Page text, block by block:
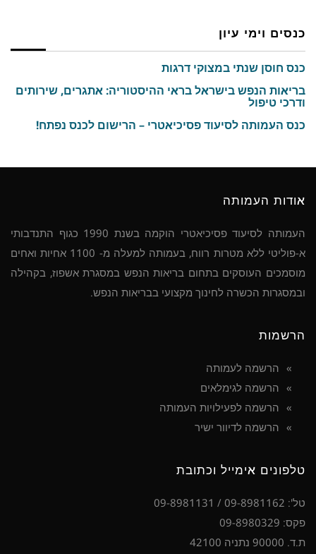
כנסים וימי עיון
כנס חוסן שנתי במצוקי דרגות
בריאות הנפש בישראל בראי ההיסטוריה: אתגרים, שירותים
ודרכי טיפול
כנס העמותה לסיעוד פסיכיאטרי – הרישום לכנס נפתח!
אודות העמותה
העמותה לסיעוד פסיכיאטרי הוקמה בשנת 1990 כגוף התנדבותי
א-פוליטי ללא מטרות רווח, בעמותה למעלה מ- 1100 אחיות ואחים
מוסמכים העוסקים בתחום בריאות הנפש במסגרת אשפוז, בקהילה
ובמסגרות הכשרה לחינוך מקצועי בבריאות הנפש.
הרשמות
הרשמה לעמותה
הרשמה לגימלאים
הרשמה לפעילויות העמותה
הרשמה לדיוור ישיר
טלפונים אימייל וכתובת
טל': 09-8981162 / 09-8981131
פקס: 09-8980329
ת.ד. 90000 נתניה 42100